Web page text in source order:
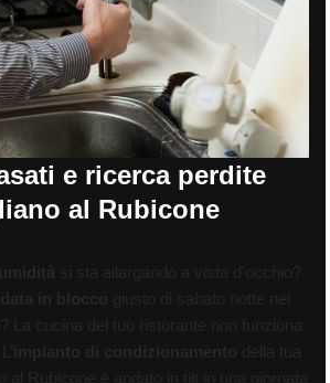
e ricerca perdite
al Rubicone